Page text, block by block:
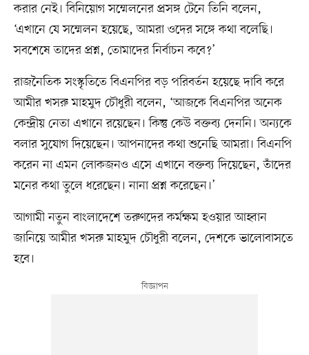
করার নেই। বিনিয়োগ সম্মেলনের প্রসঙ্গ টেনে তিনি বলেন,
‘এখানে যে সম্মেলন হয়েছে, আমরা ওদের সঙ্গে কথা বলেছি।
সবশেষে তাদের প্রশ্ন, তোমাদের নির্বাচন কবে?’
রাজনৈতিক সংস্কৃতিতে বিএনপির বড় পরিবর্তন হয়েছে দাবি করে
আমীর খসরু মাহমুদ চৌধুরী বলেন, ‘আজকে বিএনপির অনেক
কেন্দ্রীয় নেতা এখানে রয়েছেন। কিন্তু কেউ বক্তব্য দেননি। অন্যকে
বলার সুযোগ দিয়েছেন। আপনাদের কথা শুনেছি আমরা। বিএনপি
করেন না এমন লোকজনও এসে এখানে বক্তব্য দিয়েছেন, তাঁদের
মনের কথা তুলে ধরেছেন। নানা প্রশ্ন করেছেন।’
আগামী নতুন বাংলাদেশে তরুণদের কর্মক্ষম হওয়ার আহ্বান
জানিয়ে আমীর খসরু মাহমুদ চৌধুরী বলেন, দেশকে ভালোবাসতে
হবে।